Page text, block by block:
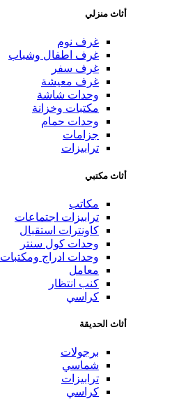
أثاث منزلي
غرف نوم
غرف اطفال وشباب
غرف سفر
غرف معيشة
وحدات شاشة
مكتبات وخزانة
وحدات حمام
جزامات
ترابيزات
أثاث مكتبي
مكاتب
ترابيزات اجتماعات
كاونترات استقبال
وحدات كول سنتر
وحدات ادراج ومكتبات
معامل
كنب انتظار
كراسي
أثاث الحديقة
برجولات
شماسي
ترابيزات
كراسي